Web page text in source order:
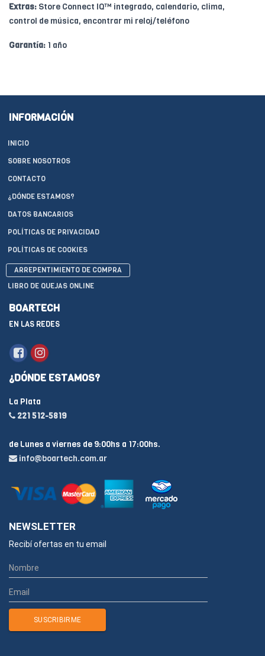
Extras: Store Connect IQ™ integrado, calendario, clima,
control de música, encontrar mi reloj/teléfono
Garantía: 1 año
INFORMACIÓN
INICIO
SOBRE NOSOTROS
CONTACTO
¿DÓNDE ESTAMOS?
DATOS BANCARIOS
POLÍTICAS DE PRIVACIDAD
POLÍTICAS DE COOKIES
ARREPENTIMIENTO DE COMPRA
LIBRO DE QUEJAS ONLINE
BOARTECH
EN LAS REDES
¿DÓNDE ESTAMOS?
La Plata
221 512-5819
de Lunes a viernes de 9:00hs a 17:00hs.
info@boartech.com.ar
NEWSLETTER
Recibí ofertas en tu email